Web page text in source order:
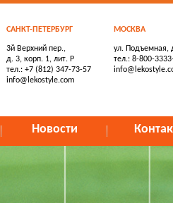
САНКТ-ПЕТЕРБУРГ
3й Верхний пер.,
д. 3, корп. 1, лит. Р
тел.: +7 (812) 347-73-57
info@lekostyle.com
МОСКВА
ул. Подъемная,
тел.: 8-800-
Новости